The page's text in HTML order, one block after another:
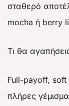
σταθερό
mocha ή berry
Τι θα
Full-payoff,
πλήρες